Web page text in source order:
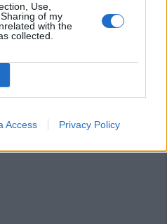
Use,
of my
with the
collected.
Access Privacy Policy
verranno rimossi in automatico dal